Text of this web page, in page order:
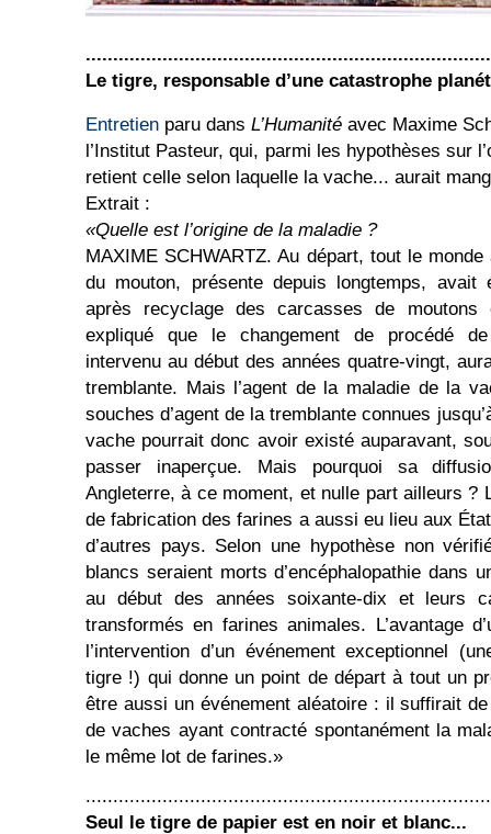
Le tigre, responsable d’une catastrophe
Entretien paru dans L’Humanité avec Maxime
l’Institut Pasteur, qui, parmi les hypothèses sur
retient celle selon laquelle la vache... aurait
Extrait :
«Quelle est l’origine de la maladie ?
MAXIME SCHWARTZ. Au départ, tout le
du mouton, présente depuis longtemps,
après recyclage des carcasses de
expliqué que le changement de procédé
intervenu au début des années quatre-vingt,
tremblante. Mais l’agent de la maladie de la
souches d’agent de la tremblante connues
vache pourrait donc avoir existé auparavant,
passer inaperçue. Mais pourquoi sa
Angleterre, à ce moment, et nulle part ailleurs ?
de fabrication des farines a aussi eu lieu aux
d’autres pays. Selon une hypothèse non
blancs seraient morts d’encéphalopathie dans
au début des années soixante-dix et leurs
transformés en farines animales. L’avantage
l’intervention d’un événement exceptionnel
tigre !) qui donne un point de départ à tout un
être aussi un événement aléatoire : il suffirait
de vaches ayant contracté spontanément la
le même lot de farines.»
Seul le tigre de papier est en noir et blanc...